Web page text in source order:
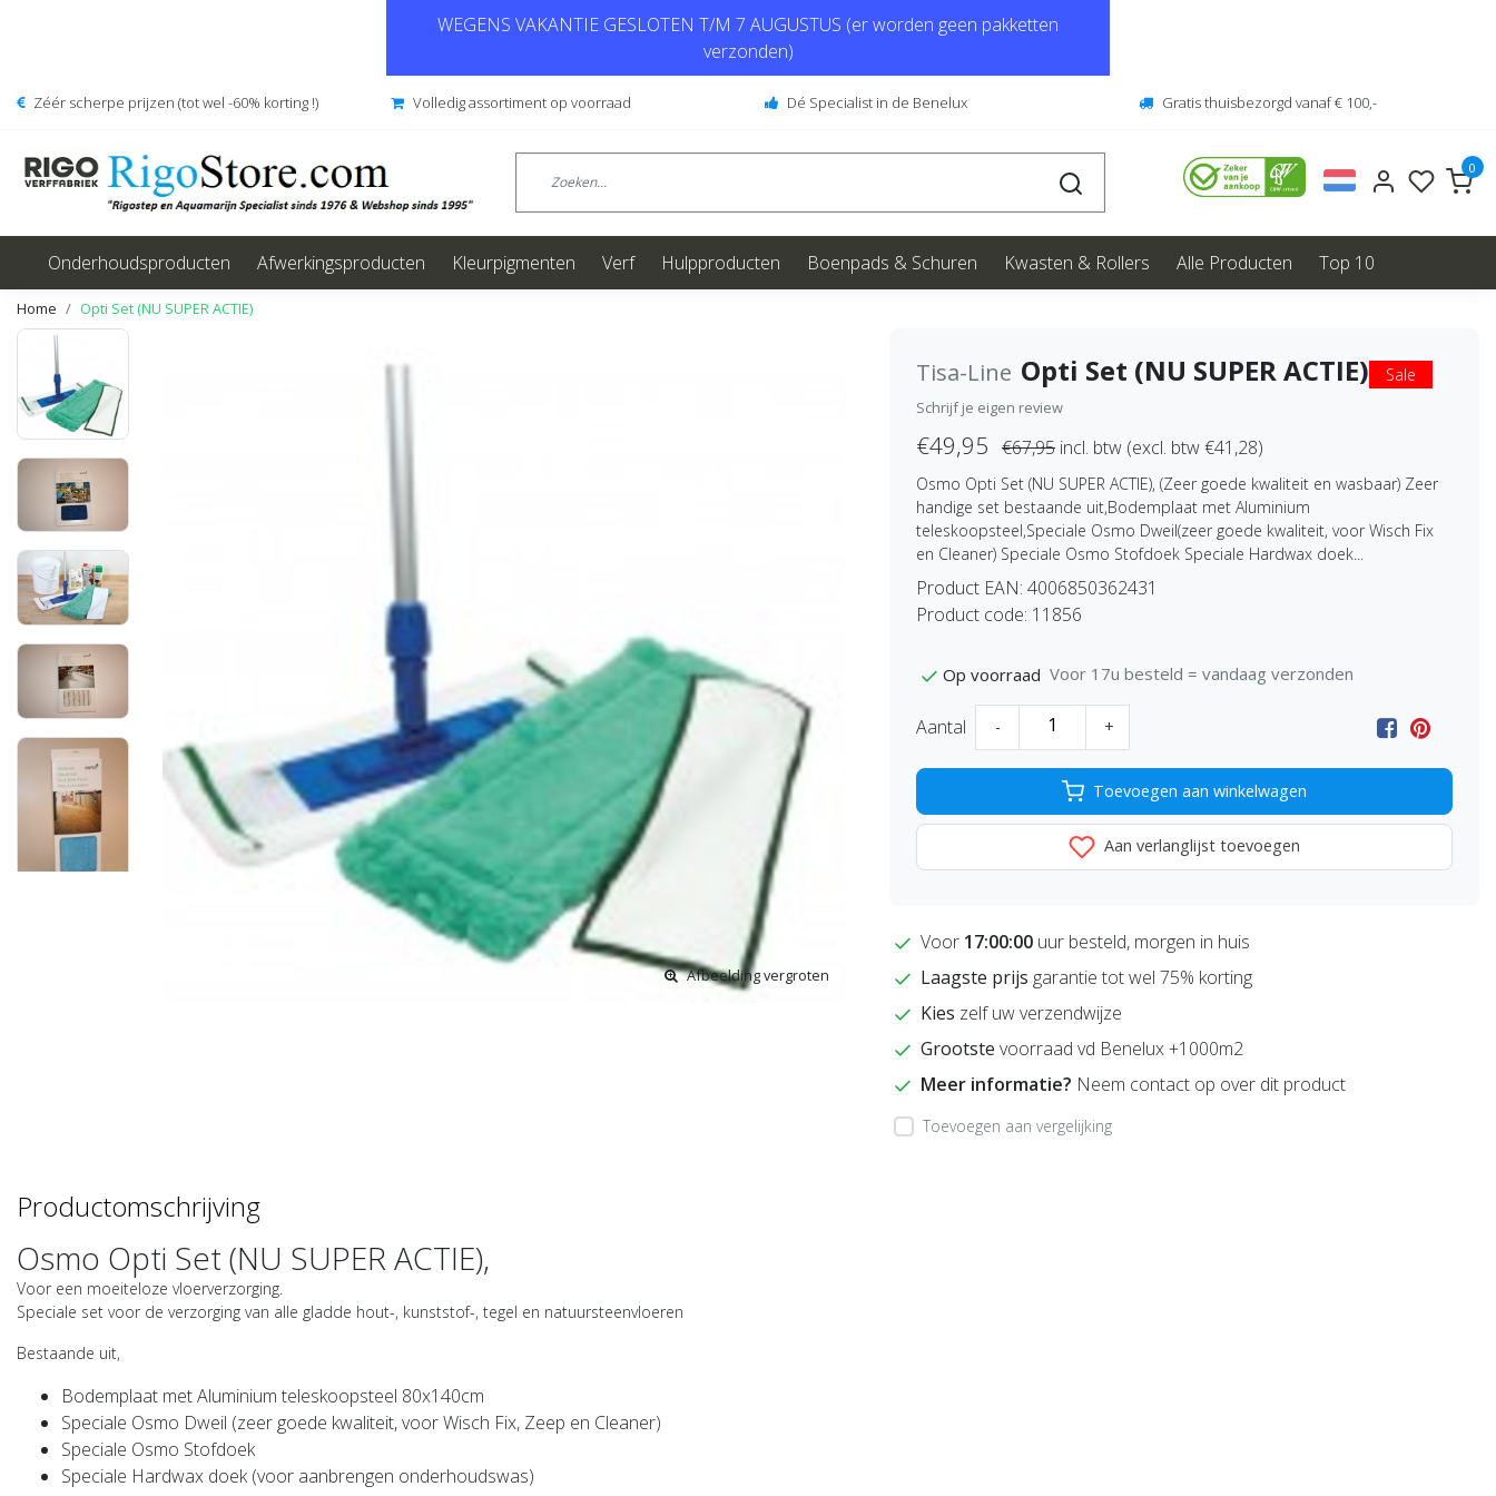
WEGENS VAKANTIE GESLOTEN T/M 7 AUGUSTUS (er worden geen pakketten
verzonden)
Zéér scherpe prijzen (tot wel -60% korting !) Volledig assortiment op voorraad Dé Specialist in de Benelux Gratis thuisbezorgd vanaf € 100,-
0
Onderhoudsproducten Afwerkingsproducten Kleurpigmenten Verf Hulpproducten Boenpads & Schuren Kwasten & Rollers Alle Producten Top 10
Home Opti Set (NU SUPER ACTIE)
Afbeelding vergroten
Tisa-Line Opti Set (NU SUPER ACTIE) Sale
Schrijf je eigen review
€49,95 €67,95 incl. btw (excl. btw €41,28)
Osmo Opti Set (NU SUPER ACTIE), (Zeer goede kwaliteit en wasbaar) Zeer
handige set bestaande uit,Bodemplaat met Aluminium
teleskoopsteel,Speciale Osmo Dweil(zeer goede kwaliteit, voor Wisch Fix
en Cleaner) Speciale Osmo Stofdoek Speciale Hardwax doek...
Product EAN: 4006850362431
Product code: 11856
Op voorraad Voor 17u besteld = vandaag verzonden
Aantal - +
Toevoegen aan winkelwagen
Aan verlanglijst toevoegen
Voor 17:00:00 uur besteld, morgen in huis
Laagste prijs garantie tot wel 75% korting
Kies zelf uw verzendwijze
Grootste voorraad vd Benelux +1000m2
Meer informatie? Neem contact op over dit product
Toevoegen aan vergelijking
Productomschrijving
Osmo Opti Set (NU SUPER ACTIE),
Voor een moeiteloze vloerverzorging.
Speciale set voor de verzorging van alle gladde hout-, kunststof-, tegel en natuursteenvloeren
Bestaande uit,
Bodemplaat met Aluminium teleskoopsteel 80x140cm
Speciale Osmo Dweil (zeer goede kwaliteit, voor Wisch Fix, Zeep en Cleaner)
Speciale Osmo Stofdoek
Speciale Hardwax doek (voor aanbrengen onderhoudswas)